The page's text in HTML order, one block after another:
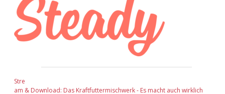
Stre
am & Download: Das Kraftfuttermischwerk - Es macht auch wirklich